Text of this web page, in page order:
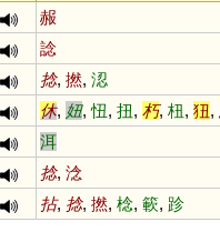
赧
諗
捻, 撚, 涊
休, 妞,忸, 扭, 朽, 杻 , 狃,
洱
捻, 淰
拈, 捻, 撚, 棯, 簐, 跈